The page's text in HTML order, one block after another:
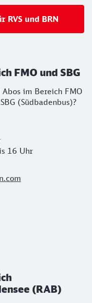
RVS und BRN
FMO und SBG
im Bereich FMO
(Südbadenbus)?
16 Uhr
(RAB)